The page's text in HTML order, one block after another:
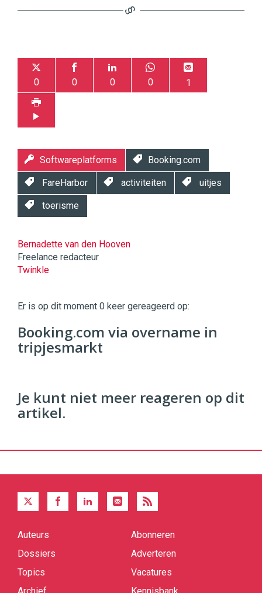
0 0 0 0 1
Softwareplatforms Booking.com
FareHarbor activiteiten uitjes
toerisme
Bernadette van den Hooven
Freelance redacteur
Twinkle
|
Digital
Commerce https://twinklemagazine.nl
96 54
Er is op dit moment 0 keer gereageerd op:
Booking.com via overname in
tripjesmarkt
Je kunt niet meer reageren op dit
artikel.
Quick
Auteurs
Dossiers
Topics
Abonneren
Adverteren
Vacatures